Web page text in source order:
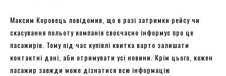
Максим Коровець повідомив, що в разі затримки рейсу чи
скасування польоту компанія своєчасно інформує про це
пасажирів. Тому під час купівлі квитка варто залишати
контактні дані, аби отримувати усі новини. Крім цього, кожен
пасажир завжди може дізнатися всю інформацію